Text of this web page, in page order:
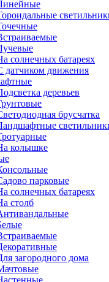
солнечных батареях
датчиком движения
деревьев
брусчатка
колышке
парковые
солнечных батареях
столб
загородного дома